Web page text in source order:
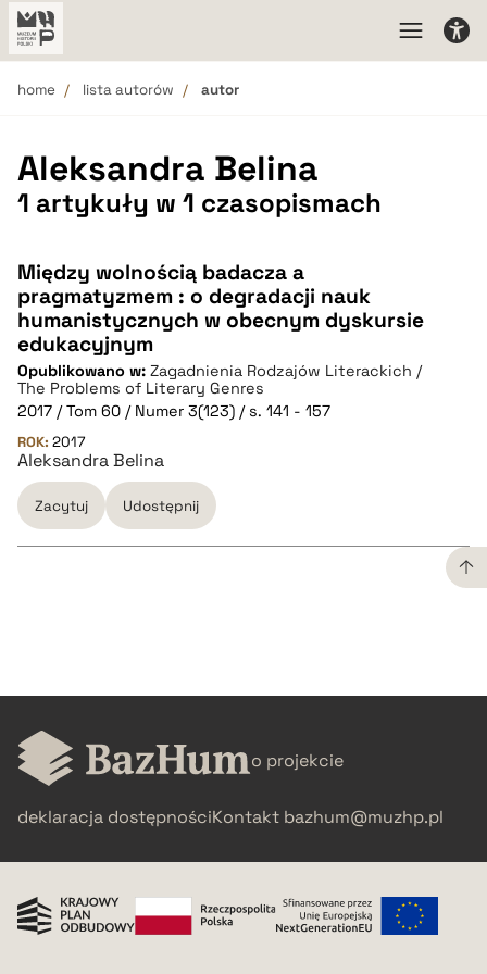
home lista autorów autor
Aleksandra Belina
1 artykuły w 1 czasopismach
Między wolnością badacza a
pragmatyzmem : o degradacji nauk
humanistycznych w obecnym dyskursie
edukacyjnym
Opublikowano w: Zagadnienia Rodzajów Literackich /
The Problems of Literary Genres
2017 / Tom 60 / Numer 3(123) / s. 141 - 157
ROK: 2017
Aleksandra Belina
Zacytuj Udostępnij
BIBTEX
pobierz cytat
o projekcie
deklaracja dostępnościKontakt bazhum@muzhp.pl